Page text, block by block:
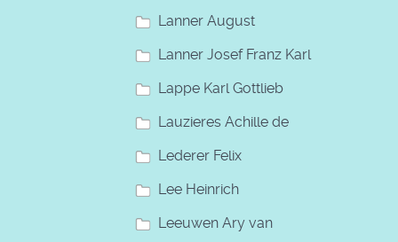
Lanner August
Lanner Josef Franz Karl
Lappe Karl Gottlieb
Lauzieres Achille de
Lederer Felix
Lee Heinrich
Leeuwen Ary van